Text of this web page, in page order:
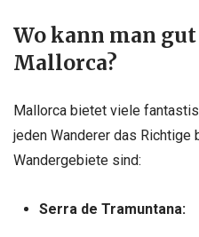
Wo kann man
Mallorca?
Mallorca bietet viele
jeden Wanderer das Richtige
Wandergebiete sind:
Serra de Tramuntana: